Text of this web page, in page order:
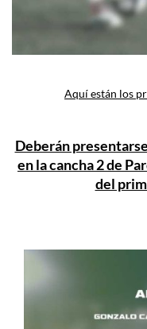
Aquí están los
Deberán
en la cancha 2 de
del